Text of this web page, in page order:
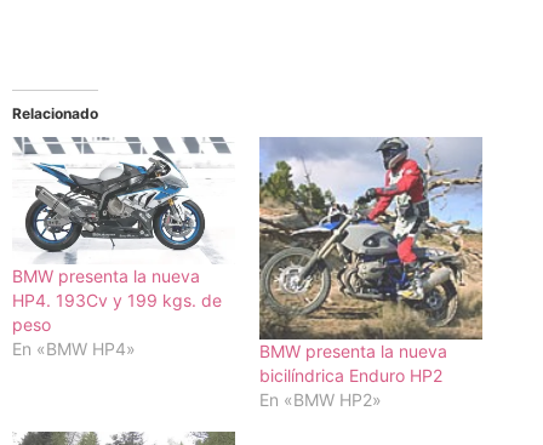
Relacionado
BMW presenta la nueva
HP4. 193Cv y 199 kgs. de
peso
En «BMW HP4»
BMW presenta la nueva
bicilíndrica Enduro HP2
En «BMW HP2»